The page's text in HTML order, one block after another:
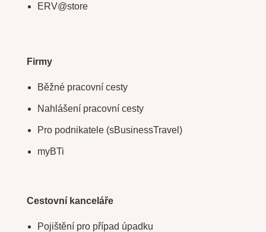
ERV@store
Firmy
Běžné pracovní cesty
Nahlášení pracovní cesty
Pro podnikatele (sBusinessTravel)
myBTi
Cestovní kanceláře
Pojištění pro případ úpadku